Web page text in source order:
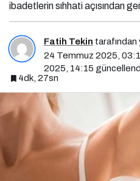
ibadetlerin sıhhati açısından
Fatih Tekin tarafından
24 Temmuz 2025,
2025, 14:15
4dk, 27sn